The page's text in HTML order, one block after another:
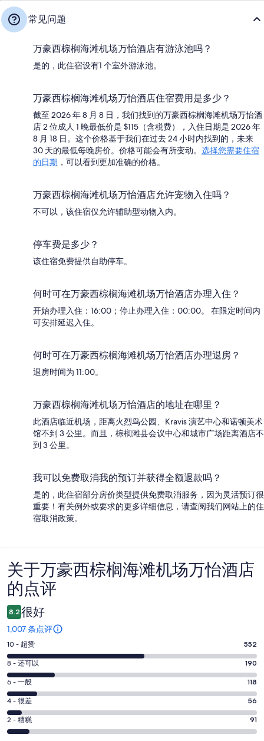
常见问题
万豪西棕榈海滩机场万怡酒店有游泳池吗？
是的，此住宿设有1 个室外游泳池。
万豪西棕榈海滩机场万怡酒店住宿费用是多少？
截至 2026 年 8 月 8 日，我们找到的万豪西棕榈海滩机场万怡酒
店 2 位成人 1 晚最低价是 $115（含税费），入住日期是 2026 年
8 月 18 日。这个价格基于我们在过去 24 小时内找到的，未来
30 天的最低每晚房价。价格可能会有所变动。 选择您需要住宿
的日期 ，可以看到更加准确的价格。
万豪西棕榈海滩机场万怡酒店允许宠物入住吗？
不可以，该住宿仅允许辅助型动物入内。
停车费是多少？
该住宿免费提供自助停车。
何时可在万豪西棕榈海滩机场万怡酒店办理入住？
开始办理入住：16:00；停止办理入住：00:00。 在限定时间内
可安排延迟入住。
何时可在万豪西棕榈海滩机场万怡酒店办理退房？
退房时间为 11:00。
万豪西棕榈海滩机场万怡酒店的地址在哪里？
此酒店临近机场，距离火烈鸟公园、Kravis 演艺中心和诺顿美术
馆不到 3 公里。而且，棕榈滩县会议中心和城市广场距离酒店不
到 3 公里。
我可以免费取消我的预订并获得全额退款吗？
是的，此住宿部分房价类型提供免费取消服务，因为灵活预订很
重要！有关例外或要求的更多详细信息，请查阅我们网站上的住
宿取消政策。
点
评
关于万豪西棕榈海滩机场万怡酒店
的点评
8.2 很好
1,007 条点评
10
分
-
超
赞。
552
条
好
10 - 超赞 552
8
分
-
还
可
以。
8 - 还可以 190
6
分
-
一
般。
6 - 一般 118
4
分
-
4 - 很差 56
2
分
2 - 糟糕 91